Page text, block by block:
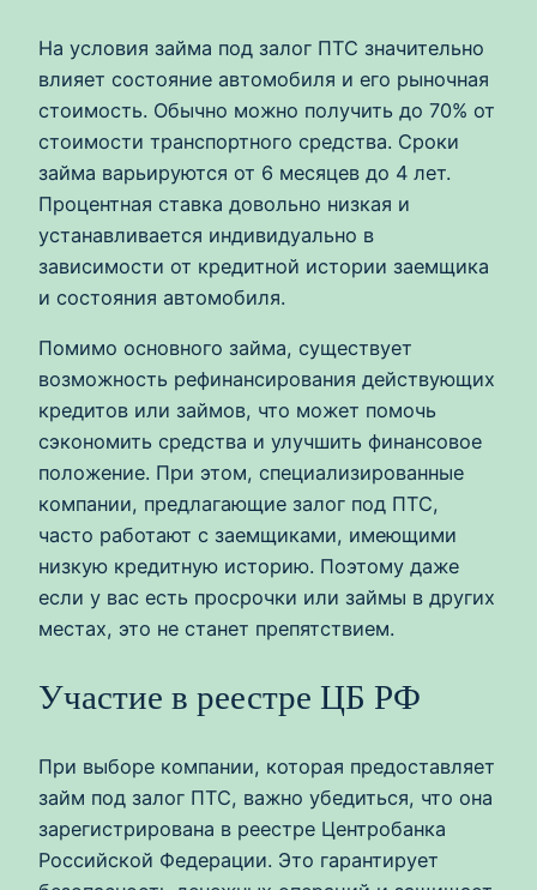
На условия займа под залог ПТС значительно
влияет состояние автомобиля и его рыночная
стоимость. Обычно можно получить до 70% от
стоимости транспортного средства. Сроки
займа варьируются от 6 месяцев до 4 лет.
Процентная ставка довольно низкая и
устанавливается индивидуально в
зависимости от кредитной истории заемщика
и состояния автомобиля.
Помимо основного займа, существует
возможность рефинансирования действующих
кредитов или займов, что может помочь
сэкономить средства и улучшить финансовое
положение. При этом, специализированные
компании, предлагающие залог под ПТС,
часто работают с заемщиками, имеющими
низкую кредитную историю. Поэтому даже
если у вас есть просрочки или займы в других
местах, это не станет препятствием.
Участие в реестре ЦБ РФ
При выборе компании, которая предоставляет
займ под залог ПТС, важно убедиться, что она
зарегистрирована в реестре Центробанка
Российской Федерации. Это гарантирует